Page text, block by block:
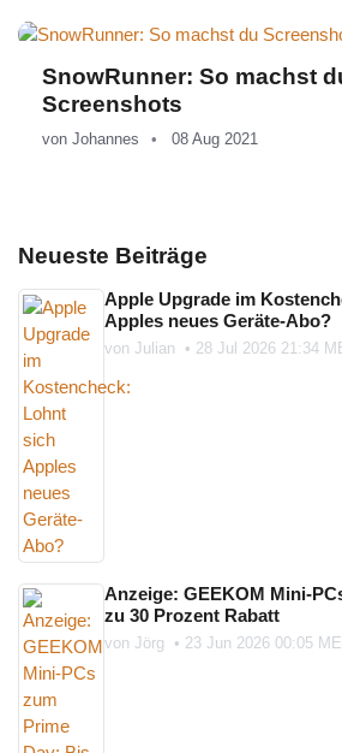
SnowRunner: So machst
Screenshots
von Johannes 08 Aug 2021
Neueste Beiträge
Apple Upgrade im
Apples neues Geräte-Abo?
von Julian • 28 Jul 2026 21:34
Anzeige: GEEKOM Mini-
zu 30 Prozent Rabatt
von Jörg • 23 Jun 2026 00:05